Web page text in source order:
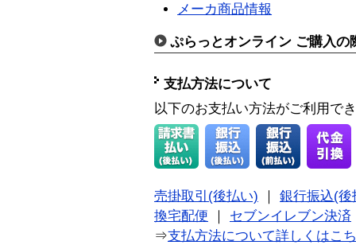
メーカ商品情報
ぷらっとオンライン ご購入の
支払方法について
以下のお支払い方法がご利用で
売掛取引(後払い)
銀行振込(後
換宅配便
セブンイレブン決済
⇒支払方法について詳しくはこ